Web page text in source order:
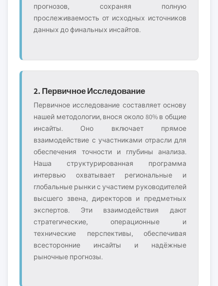
прогнозов, сохраняя полную
прослеживаемость от исходных источников
данных до финальных инсайтов.
2. Первичное Исследование
Первичное исследование составляет основу
нашей методологии, внося около 80% в общие
инсайты. Оно включает прямое
взаимодействие с участниками отрасли для
обеспечения точности и глубины анализа.
Наша структурированная программа
интервью охватывает региональные и
глобальные рынки с участием руководителей
высшего звена, директоров и предметных
экспертов. Эти взаимодействия дают
стратегические, операционные и
технические перспективы, обеспечивая
всесторонние инсайты и надёжные
рыночные прогнозы.